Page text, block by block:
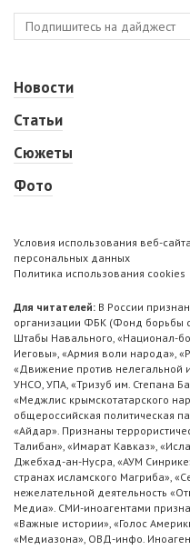
Новости
Статьи
Сюжеты
Фото
Условия использования веб-
персональных данных
Политика использования cookies
Для читателей: В России
организации ФБК (Фонд борьбы
Штабы Навального, «Национал-
Иеговы», «Армия воли народа»,
«Движение против нелегальной
УНСО, УПА, «Тризуб им. Степана
«Меджлис крымскотатарского
общероссийская политическая
«Айдар». Признаны
Талибан», «Имарат Кавказ»,
Джебхад-ан-Нусра, «АУМ
странах исламского Магриба»,
нежелательной деятельность
Медиа». СМИ-иноагентами
«Важные истории», «Голос
«Медиазона», ОВД-инфо.